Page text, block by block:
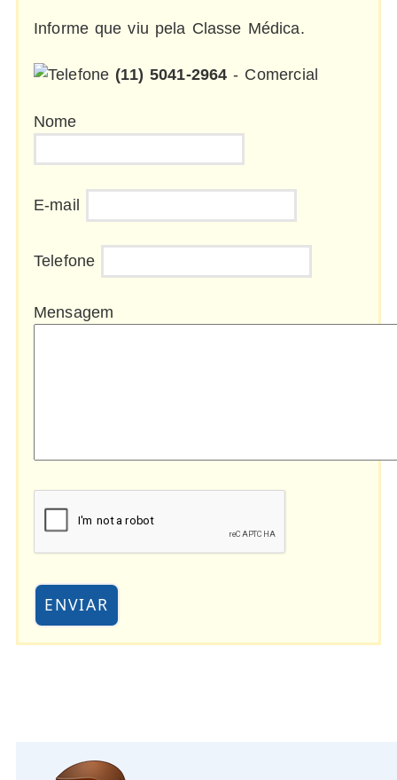
Informe que viu pela Classe Médica.
(11) 5041-2964 - Comercial
Nome
E-mail
Telefone
Mensagem
ENVIAR